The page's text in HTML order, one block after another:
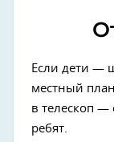
Если дети —
местный
в телескоп
ребят.